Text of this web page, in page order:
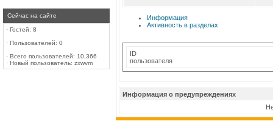
Сейчас на сайте
· Гостей: 8
· Пользователей: 0
· Всего пользователей: 10,366
· Новый пользователь: zxwvm
Информация
Активность в разделах
ID
пользователя
Информация о предупреждениях